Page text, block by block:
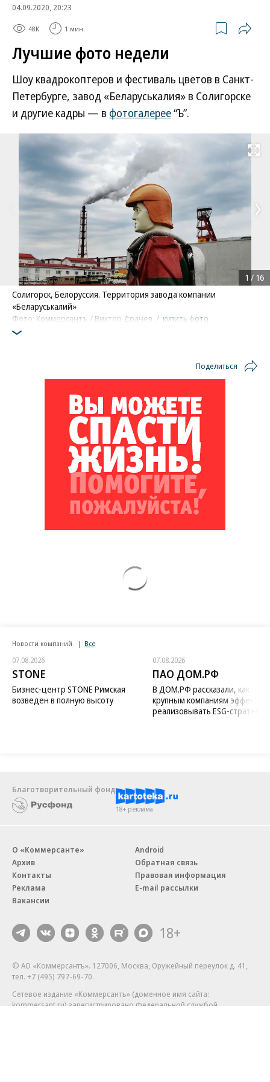
04.09.2020, 20:23
48K 1 мин.
Лучшие фото недели
Шоу квадрокоптеров и фестиваль цветов в Санкт-
Петербурге, завод «Беларуськалия» в Солигорске
и другие кадры — в фотогалерее“Ъ”.
Развернуть
Солигорск, Белоруссия. Территория завода компании
«Беларуськалий»
Фото: Коммерсантъ / Виктор Драчев / купить фото
1 / 16
Поделиться
Новости компаний Все
07.08.2026
STONE
Бизнес-центр STONE Римская
возведен в полную высоту
07.08.2026
ПАО ДОМ.РФ
В ДОМ.РФ рассказали, как
крупным компаниям
реализовывать ESG-стратегию
Благотворительный фонд
18+ реклама
О «Коммерсанте»
Архив
Контакты
Реклама
Вакансии
Android
Обратная связь
Правовая информация
E-mail рассылки
18+
© АО «Коммерсантъ». 127006, Москва, Оружейный переулок д. 41,
тел. +7 (495) 797-69-70.
Сетевое издание «Коммерсантъ» (доменное имя сайта:
kommersant.ru) зарегистрировано Федеральной службой